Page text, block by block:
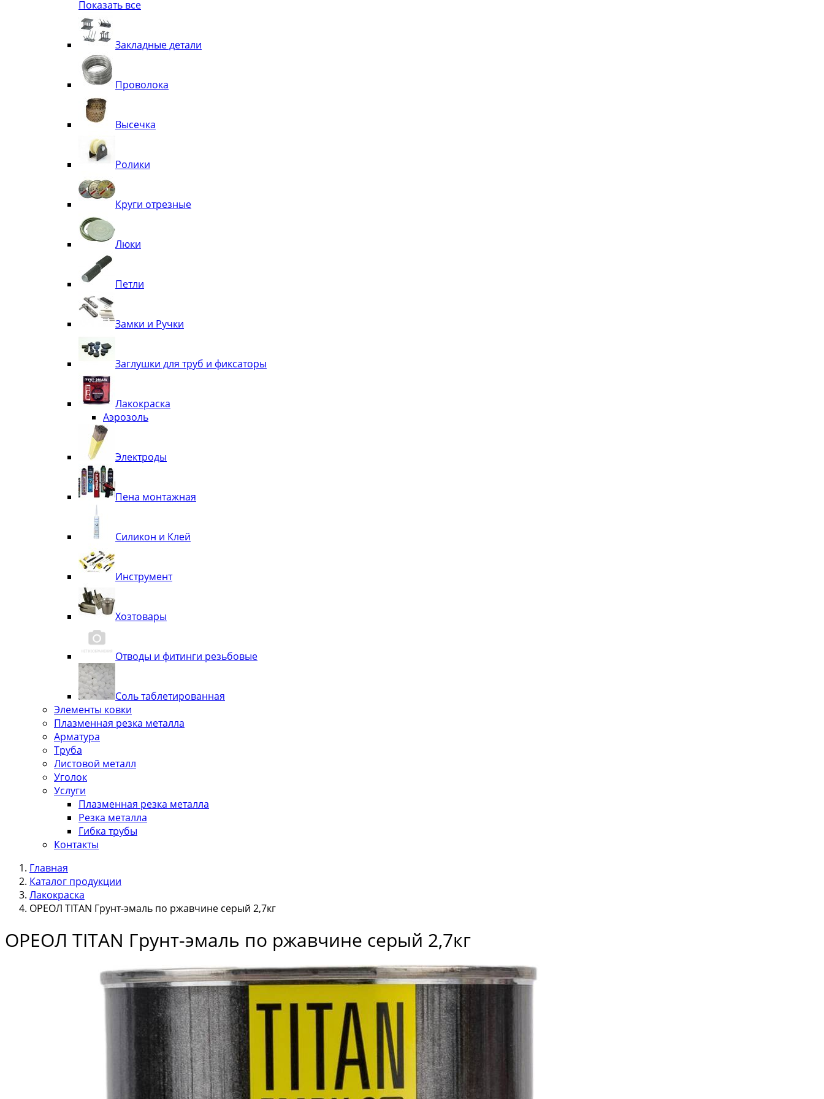
Квадрат
Труба декоративная
Элементы орнамента из квадрата, трубы
Узоры
Лавки
Показать все
Закладные детали
Проволока
Высечка
Ролики
Круги отрезные
Люки
Петли
Замки и Ручки
Заглушки для труб и фиксаторы
Лакокраска
Аэрозоль
Электроды
Пена монтажная
Силикон и Клей
Инструмент
Хозтовары
Отводы и фитинги резьбовые
Соль таблетированная
Элементы ковки
Плазменная резка металла
Арматура
Труба
Листовой металл
Уголок
Услуги
Плазменная резка металла
Резка металла
Гибка трубы
Контакты
Главная
Каталог продукции
Лакокраска
ОРЕОЛ TITAN Грунт-эмаль по ржавчине серый 2,7кг
ОРЕОЛ TITAN Грунт-эмаль по ржавчине серый 2,7кг